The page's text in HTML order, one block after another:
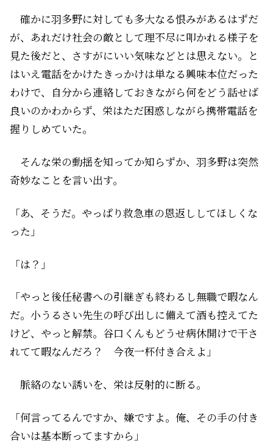
確かに羽多野に対しても多大なる恨みがあるはずだ
が、あれだけ社会の敵として理不尽に叩かれる様子を
見た後だと、さすがにいい気味などとは思えない。と
はいえ電話をかけたきっかけは単なる興味本位だった
わけで、自分から連絡しておきながら何をどう話せば
良いのかわからず、栄はただ困惑しながら携帯電話を
握りしめていた。
そんな栄の動揺を知ってか知らずか、羽多野は突然
奇妙なことを言い出す。
「あ、そうだ。やっぱり救急車の恩返ししてほしくな
った」
「は？」
「やっと後任秘書への引継ぎも終わるし無職で暇なん
だ。小うるさい先生の呼び出しに備えて酒も控えてた
けど、やっと解禁。谷口くんもどうせ病休開けで干さ
れてて暇なんだろ？ 今夜一杯付き合えよ」
脈絡のない誘いを、栄は反射的に断る。
「何言ってるんですか、嫌ですよ。俺、その手の付き
合いは基本断ってますから」